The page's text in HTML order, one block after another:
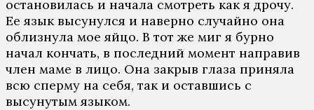
остановилась и начала смотреть как я дрочу.
Ее язык высунулся и наверно случайно она
облизнула мое яйцо. В тот же миг я бурно
начал кончать, в последний момент направив
член маме в лицо. Она закрыв глаза приняла
всю сперму на себя, так и оставшись с
высунутым языком.